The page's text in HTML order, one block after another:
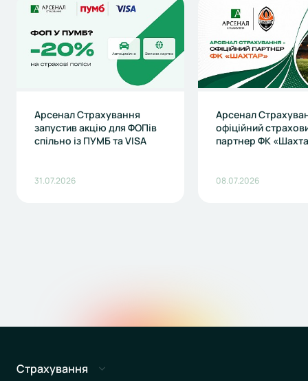
Арсенал Страхування
запустив акцію для ФОПів
спільно із ПУМБ та VISA
31.07.2026
Арсенал
офіційний
партнер ФК
08.07.2026
Страхування